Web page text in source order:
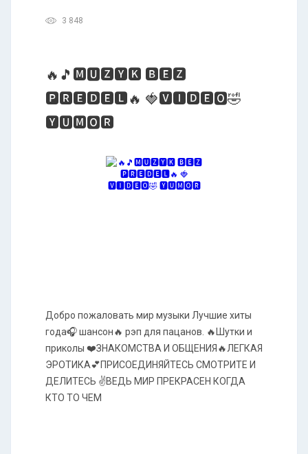
3 848
🔥🎵🅼🆄🆉🆈🅺 🅱🅴🆉
🅿🆁🅴🅳🅴🅻🔥 🍓🆅🅸🅳🅴🅾🤣
🆈🆄🅼🅾🆁
Добро пожаловать мир музыки Лучшие хиты
года🎧 шансон🔥 рэп для пацанов. 🔥Шутки и
приколы ❤️ЗНАКОМСТВА И ОБЩЕНИЯ🔥ЛЕГКАЯ
ЭРОТИКА💕ПРИСОЕДИНЯЙТЕСЬ СМОТРИТЕ И
ДЕЛИТЕСЬ ✌️ВЕДЬ МИР ПРЕКРАСЕН КОГДА
КТО ТО ЧЕМ